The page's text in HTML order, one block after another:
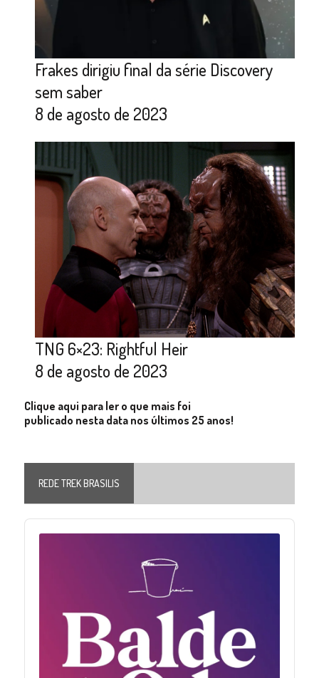
Frakes dirigiu final da série Discovery
sem saber
8 de agosto de 2023
TNG 6×23: Rightful Heir
8 de agosto de 2023
Clique aqui para ler o que mais foi
publicado nesta data nos últimos 25 anos!
REDE TREK BRASILIS
Audio
Player